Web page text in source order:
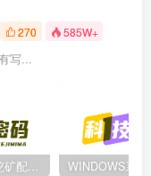
270 585W+
写...
centos门罗币挖矿配置过程